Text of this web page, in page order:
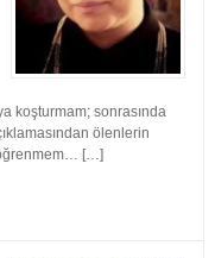
koşturmam; sonrasında
ölenlerin
öğrenmem… […]